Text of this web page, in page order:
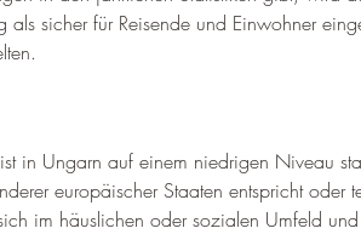
sicher für Reisende und Einwohner
in Ungarn auf einem niedrigen Niveau
europäischer Staaten entspricht oder
im häuslichen oder sozialen Umfeld